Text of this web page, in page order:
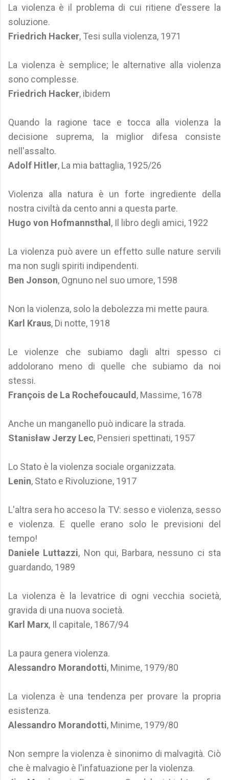
La violenza è il problema di cui ritiene d'essere la
soluzione.
Friedrich Hacker, Tesi sulla violenza, 1971
La violenza è semplice; le alternative alla violenza
sono complesse.
Friedrich Hacker, ibidem
Quando la ragione tace e tocca alla violenza la
decisione suprema, la miglior difesa consiste
nell'assalto.
Adolf Hitler, La mia battaglia, 1925/26
Violenza alla natura è un forte ingrediente della
nostra civiltà da cento anni a questa parte.
Hugo von Hofmannsthal , Il libro degli amici, 1922
La violenza può avere un effetto sulle nature servili
ma non sugli spiriti indipendenti.
Ben Jonson, Ognuno nel suo umore, 1598
Non la violenza, solo la debolezza mi mette paura.
Karl Kraus, Di notte, 1918
Le violenze che subiamo dagli altri spesso ci
addolorano meno di quelle che subiamo da noi
stessi.
François de La Rochefoucauld , Massime, 1678
Anche un manganello può indicare la strada.
Stanisław Jerzy Lec, Pensieri spettinati, 1957
Lo Stato è la violenza sociale organizzata.
Lenin, Stato e Rivoluzione, 1917
L'altra sera ho acceso la TV: sesso e violenza, sesso
e violenza. E quelle erano solo le previsioni del
tempo!
Daniele Luttazzi, Non qui, Barbara, nessuno ci sta
guardando, 1989
La violenza è la levatrice di ogni vecchia società,
gravida di una nuova società.
Karl Marx, Il capitale, 1867/94
La paura genera violenza.
Alessandro Morandotti, Minime, 1979/80
La violenza è una tendenza per provare la propria
esistenza.
Alessandro Morandotti, Minime, 1979/80
Non sempre la violenza è sinonimo di malvagità. Ciò
che è malvagio è l'infatuazione per la violenza.